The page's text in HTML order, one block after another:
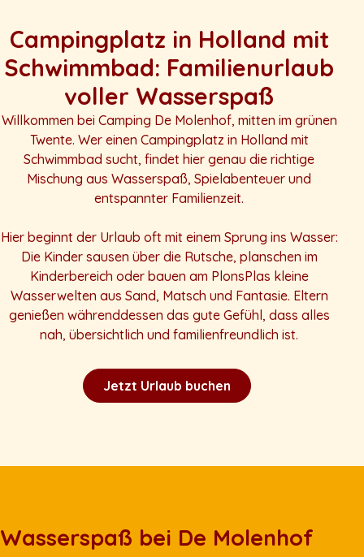
Campingplatz in Holland mit
Schwimmbad: Familienurlaub
voller Wasserspaß
Willkommen bei Camping De Molenhof, mitten im grünen
Twente. Wer einen Campingplatz in Holland mit
Schwimmbad sucht, findet hier genau die richtige
Mischung aus Wasserspaß, Spielabenteuer und
entspannter Familienzeit.
Hier beginnt der Urlaub oft mit einem Sprung ins Wasser:
Die Kinder sausen über die Rutsche, planschen im
Kinderbereich oder bauen am PlonsPlas kleine
Wasserwelten aus Sand, Matsch und Fantasie. Eltern
genießen währenddessen das gute Gefühl, dass alles
nah, übersichtlich und familienfreundlich ist.
Jetzt Urlaub buchen
Wasserspaß bei De Molenhof